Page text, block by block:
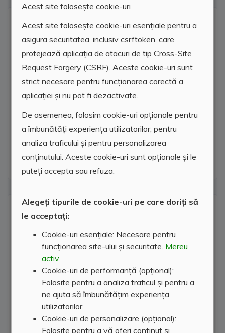
Acest site folosește cookie-uri
Acest site folosește cookie-uri esențiale pentru a
asigura securitatea, inclusiv csrftoken, care
protejează aplicația de atacuri de tip Cross-Site
Request Forgery (CSRF). Aceste cookie-uri sunt
strict necesare pentru funcționarea corectă a
aplicației și nu pot fi dezactivate.
De asemenea, folosim cookie-uri opționale pentru
a îmbunătăți experiența utilizatorilor, pentru
analiza traficului și pentru personalizarea
conținutului. Aceste cookie-uri sunt opționale și le
puteți accepta sau refuza.
Alegeți tipurile de cookie-uri pe care doriți să
le acceptați:
Cookie-uri esențiale: Necesare pentru
funcționarea site-ului și securitate. Mereu
activ
Cookie-uri de performanță (opțional):
Folosite pentru a analiza traficul și pentru a
ne ajuta să îmbunătățim experiența
utilizatorilor.
Cookie-uri de personalizare (opțional):
Folosite pentru a vă oferi conținut și
Facilitati
Termopan
Gresie
Faianta
Parchet
Locatie agentie